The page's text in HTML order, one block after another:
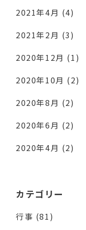
2021年4月 (4)
2021年2月 (3)
2020年12月 (1)
2020年10月 (2)
2020年8月 (2)
2020年6月 (2)
2020年4月 (2)
カテゴリー
行事 (81)